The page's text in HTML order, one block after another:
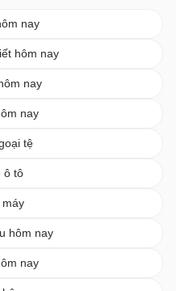
nay
hôm nay
nay
nay
tệ
ô tô
máy
hôm nay
nay